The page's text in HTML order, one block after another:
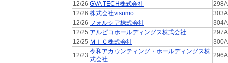
12/26 GVA TECH株式会社 298A
12/26 株式会社visumo 303A
12/26 フォルシア株式会社 304A
12/25 アルピコホールディングス株式会社 297A
12/25 ＭＩＣ株式会社 300A
12/23
令和アカウンティング・ホールディングス株
式会社
296A